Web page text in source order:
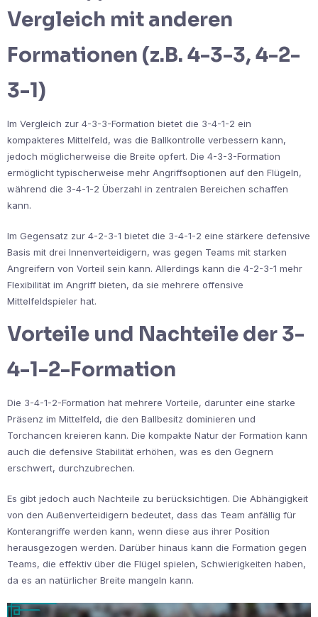
Vergleich mit anderen
Formationen (z.B. 4-3-3, 4-2-
3-1)
Im Vergleich zur 4-3-3-Formation bietet die 3-4-1-2 ein
kompakteres Mittelfeld, was die Ballkontrolle verbessern kann,
jedoch möglicherweise die Breite opfert. Die 4-3-3-Formation
ermöglicht typischerweise mehr Angriffsoptionen auf den Flügeln,
während die 3-4-1-2 Überzahl in zentralen Bereichen schaffen
kann.
Im Gegensatz zur 4-2-3-1 bietet die 3-4-1-2 eine stärkere defensive
Basis mit drei Innenverteidigern, was gegen Teams mit starken
Angreifern von Vorteil sein kann. Allerdings kann die 4-2-3-1 mehr
Flexibilität im Angriff bieten, da sie mehrere offensive
Mittelfeldspieler hat.
Vorteile und Nachteile der 3-
4-1-2-Formation
Die 3-4-1-2-Formation hat mehrere Vorteile, darunter eine starke
Präsenz im Mittelfeld, die den Ballbesitz dominieren und
Torchancen kreieren kann. Die kompakte Natur der Formation kann
auch die defensive Stabilität erhöhen, was es den Gegnern
erschwert, durchzubrechen.
Es gibt jedoch auch Nachteile zu berücksichtigen. Die Abhängigkeit
von den Außenverteidigern bedeutet, dass das Team anfällig für
Konterangriffe werden kann, wenn diese aus ihrer Position
herausgezogen werden. Darüber hinaus kann die Formation gegen
Teams, die effektiv über die Flügel spielen, Schwierigkeiten haben,
da es an natürlicher Breite mangeln kann.